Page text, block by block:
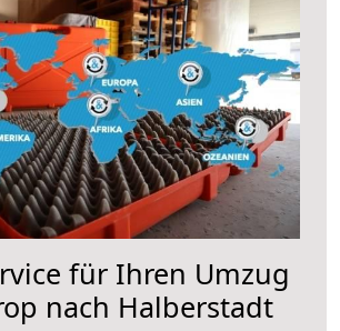
für Ihren Umzug
nach Halberstadt